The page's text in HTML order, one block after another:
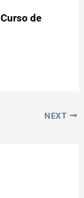
de
NEXT